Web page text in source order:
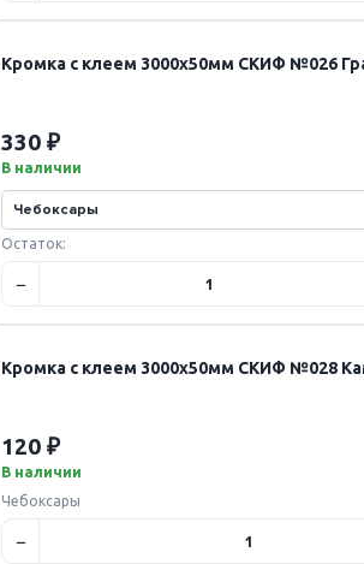
Кромка с клеем 3000х50мм СКИФ №026
330 ₽
В наличии
Остаток:
Кромка с клеем 3000х50мм СКИФ №028
120 ₽
В наличии
Чебоксары